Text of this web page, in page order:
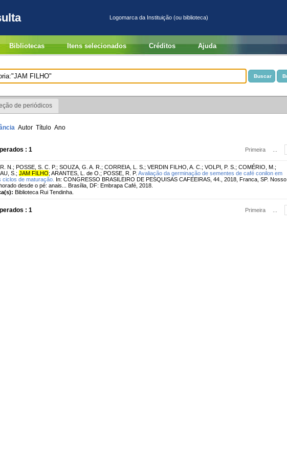
Logomarca da Instituição (ou biblioteca)
Bibliotecas Itens selecionados Créditos Ajuda
de periódicos
Autor Título Ano
: 1 Primeira
N. ; POSSE, S. C. P. ; SOUZA, G. A. R. ; CORREIA, L. S. ; VERDIN FILHO, A. C. ; VOLPI, P. S. ; COMÉRIO, M. ;
S. ; JAM FILHO; ARANTES, L. de O. ; POSSE, R. P. Avaliação da germinação de sementes de café conilon em
ciclos de maturação. In: CONGRESSO BRASILEIRO DE PESQUISAS CAFEEIRAS, 44., 2018, Franca, SP. Nosso
desde o pé: anais... Brasília, DF: Embrapa Café, 2018.
Biblioteca Rui Tendinha.
: 1 Primeira